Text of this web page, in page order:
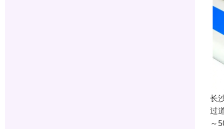
长
过
～